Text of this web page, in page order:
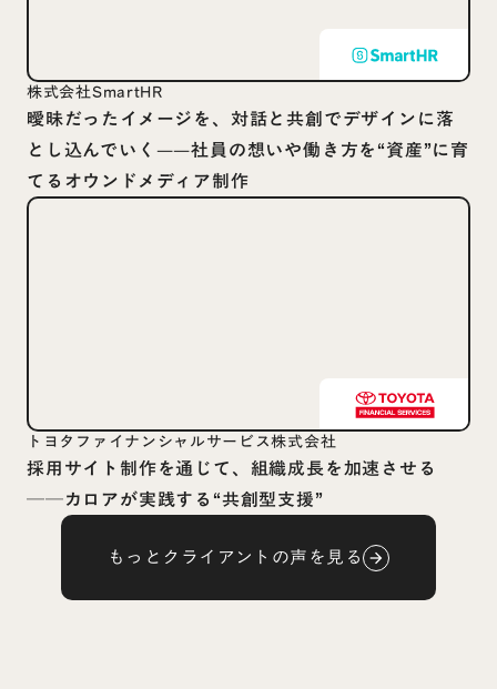
株式会社SmartHR
曖昧だったイメージを、対話と共創でデザインに落
とし込んでいく——社員の想いや働き方を“資産”に育
てるオウンドメディア制作
トヨタファイナンシャルサービス株式会社
採用サイト制作を通じて、組織成長を加速させる
──カロアが実践する“共創型支援”
もっとクライアントの声を見る arrow_forward